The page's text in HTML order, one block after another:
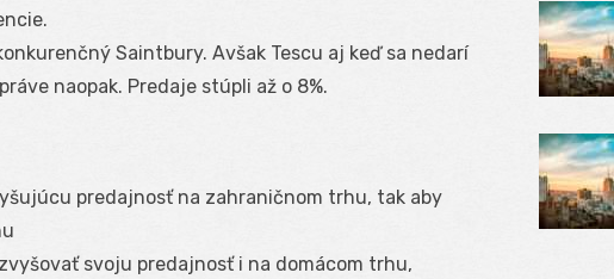
Saintbury. Avšak Tescu aj keď sa nedarí
naopak. Predaje stúpli až o 8%.
predajnosť na zahraničnom trhu, tak aby
svoju predajnosť i na domácom trhu,